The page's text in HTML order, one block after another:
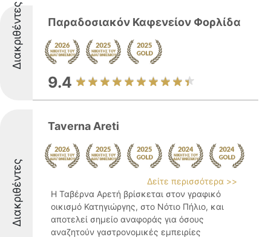
Διακριθέντες Παραδοσιακόν Καφενείον Φορλίδα
9.4
Διακριθέντες
Taverna Areti
Δείτε περισσότερα >>
Η Ταβέρνα Αρετή βρίσκεται στον γραφικό
οικισμό Κατηγιώργης, στο Νότιο Πήλιο, και
αποτελεί σημείο αναφοράς για όσους
αναζητούν γαστρονομικές εμπειρίες